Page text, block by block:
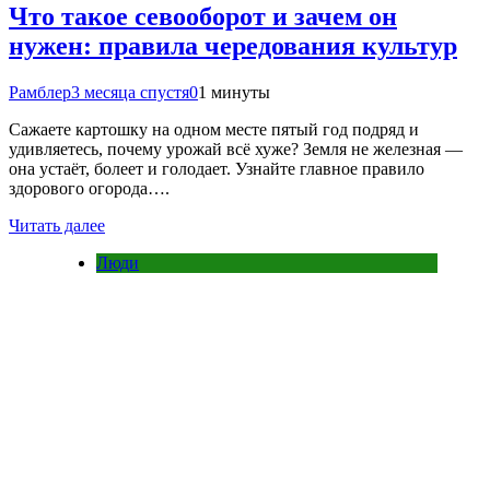
Что такое севооборот и зачем он
нужен: правила чередования культур
Рамблер3 месяца спустя01 минуты
Сажаете картошку на одном месте пятый год подряд и
удивляетесь, почему урожай всё хуже? Земля не железная —
она устаёт, болеет и голодает. Узнайте главное правило
здорового огорода….
Читать далее
Люди